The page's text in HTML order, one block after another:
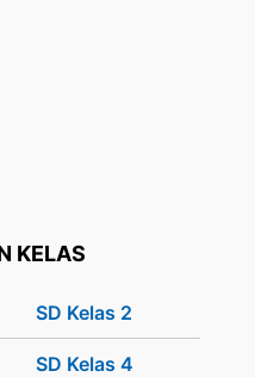
KELAS
SD Kelas 2
SD Kelas 4